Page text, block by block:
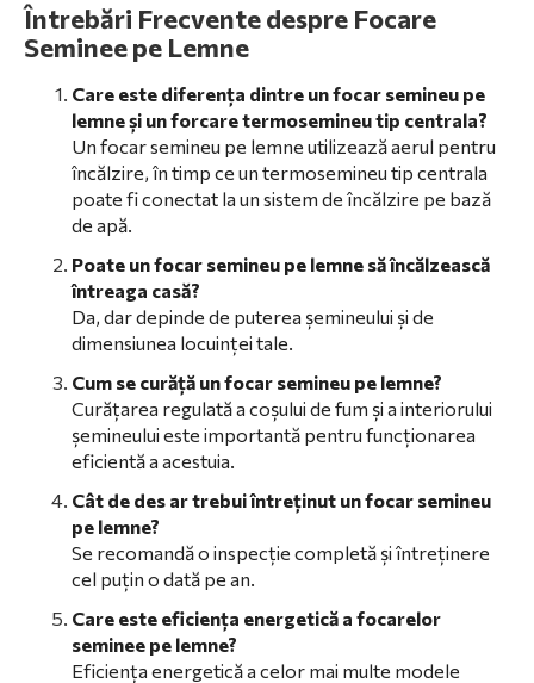
Întrebări Frecvente despre Focare
Seminee pe Lemne
Care este diferența dintre un focar semineu pe
lemne și un forcare termosemineu tip centrala?
Un focar semineu pe lemne utilizează aerul pentru
încălzire, în timp ce un termosemineu tip centrala
poate fi conectat la un sistem de încălzire pe bază
de apă.
Poate un focar semineu pe lemne să încălzească
întreaga casă?
Da, dar depinde de puterea șemineului și de
dimensiunea locuinței tale.
Cum se curăță un focar semineu pe lemne?
Curățarea regulată a coșului de fum și a interiorului
șemineului este importantă pentru funcționarea
eficientă a acestuia.
Cât de des ar trebui întreținut un focar semineu
pe lemne?
Se recomandă o inspecție completă și întreținere
cel puțin o dată pe an.
Care este eficiența energetică a focarelor
seminee pe lemne?
Eficiența energetică a celor mai multe modele